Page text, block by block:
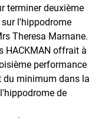
terminer deuxième
l'hippodrome
Theresa Marnane.
HACKMAN offrait à
performance
du minimum dans la
de